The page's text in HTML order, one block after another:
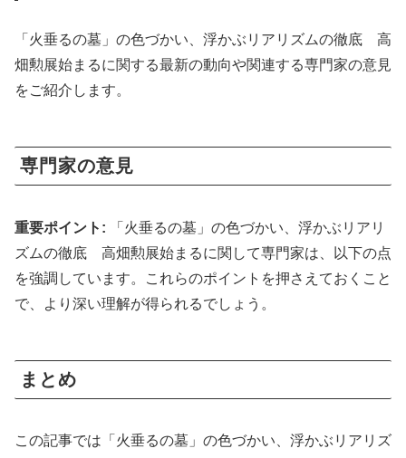
「火垂るの墓」の色づかい、浮かぶリアリズムの徹底 高
畑勲展始まるに関する最新の動向や関連する専門家の意見
をご紹介します。
専門家の意見
重要ポイント: 「火垂るの墓」の色づかい、浮かぶリアリ
ズムの徹底 高畑勲展始まるに関して専門家は、以下の点
を強調しています。これらのポイントを押さえておくこと
で、より深い理解が得られるでしょう。
まとめ
この記事では「火垂るの墓」の色づかい、浮かぶリアリズ